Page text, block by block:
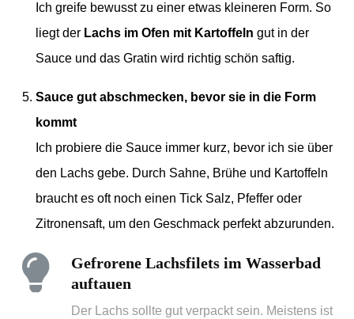
Ich greife bewusst zu einer etwas kleineren Form. So
liegt der Lachs im Ofen mit Kartoffeln gut in der
Sauce und das Gratin wird richtig schön saftig.
Sauce gut abschmecken, bevor sie in die Form
kommt
Ich probiere die Sauce immer kurz, bevor ich sie über
den Lachs gebe. Durch Sahne, Brühe und Kartoffeln
braucht es oft noch einen Tick Salz, Pfeffer oder
Zitronensaft, um den Geschmack perfekt abzurunden.
Gefrorene Lachsfilets im Wasserbad
auftauen
Der Lachs sollte gut verpackt sein. Meistens ist